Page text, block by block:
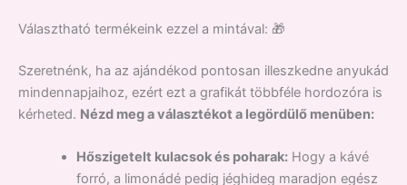
Választható termékeink ezzel a mintával: 🎁
Szeretnénk, ha az ajándékod pontosan illeszkedne anyukád
mindennapjaihoz, ezért ezt a grafikát többféle hordozóra is
kérheted. Nézd meg a választékot a legördülő menüben:
Hőszigetelt kulacsok és poharak:Hogy a kávé
forró, a limonádé pedig jéghideg maradjon egész